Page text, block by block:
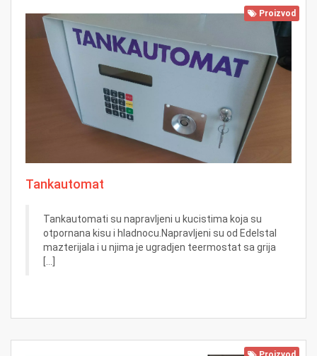
Proizvod
Tankautomat
Tankautomati su napravljeni u kucistima koja su
otpornana kisu i hladnocu.Napravljeni su od Edelstal
mazterijala i u njima je ugradjen teermostat sa grija
[...]